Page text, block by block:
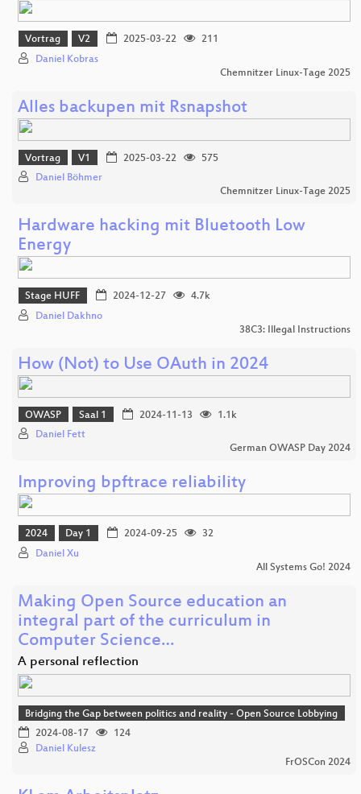
Vortrag V2 2025-03-22
211
Daniel Kobras
Chemnitzer Linux-Tage 2025
Alles backupen mit Rsnapshot
Vortrag V1 2025-03-22
575
Daniel Böhmer
Chemnitzer Linux-Tage 2025
Hardware hacking mit Bluetooth Low
Energy
Stage HUFF 2024-12-27
4.7k
Daniel Dakhno
38C3: Illegal Instructions
How (Not) to Use OAuth in 2024
OWASP Saal 1 2024-11-13
1.1k
Daniel Fett
German OWASP Day 2024
Improving bpftrace reliability
2024 Day 1 2024-09-25
32
Daniel Xu
All Systems Go! 2024
Making Open Source education an
integral part of the curriculum in
Computer Science…
A personal reflection
Bridging the Gap between politics and reality - Open Source Lobbying
2024-08-17
124
Daniel Kulesz
FrOSCon 2024